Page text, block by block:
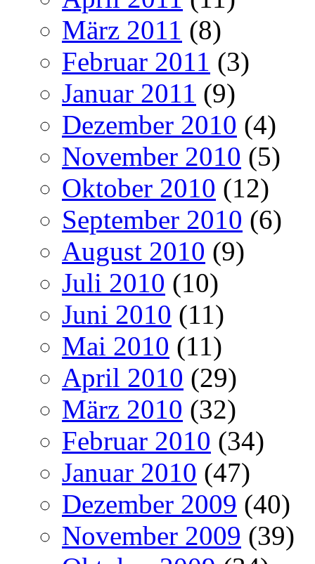
März 2011 (8)
Februar 2011 (3)
Januar 2011 (9)
Dezember 2010 (4)
November 2010 (5)
Oktober 2010 (12)
September 2010 (6)
August 2010 (9)
Juli 2010 (10)
Juni 2010 (11)
Mai 2010 (11)
April 2010 (29)
März 2010 (32)
Februar 2010 (34)
Januar 2010 (47)
Dezember 2009 (40)
November 2009 (39)